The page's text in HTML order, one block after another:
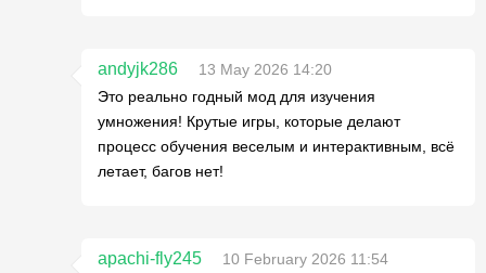
andyjk286
13 May 2026 14:20
Это реально годный мод для изучения
умножения! Крутые игры, которые делают
процесс обучения веселым и интерактивным, всё
летает, багов нет!
apachi-fly245
10 February 2026 11:54